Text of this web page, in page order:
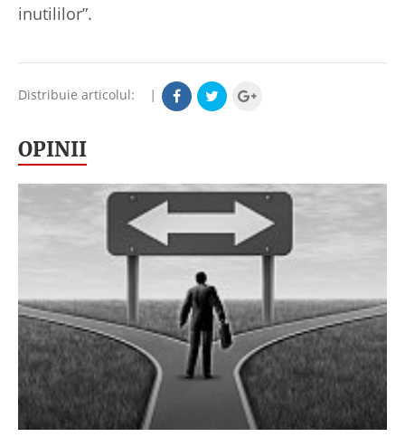
inutililor”.
Distribuie articolul: |
OPINII